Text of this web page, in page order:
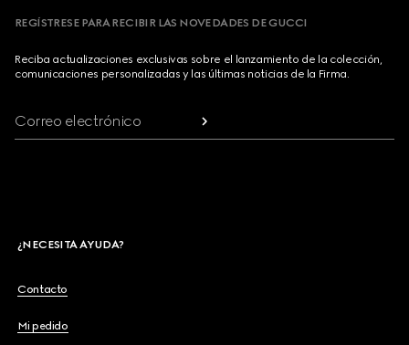
REGÍSTRESE PARA RECIBIR LAS NOVEDADES DE GUCCI
Reciba actualizaciones exclusivas sobre el lanzamiento de la colección,
comunicaciones personalizadas y las últimas noticias de la Firma.
Correo electrónico
¿NECESITA AYUDA?
Contacto
Mi pedido